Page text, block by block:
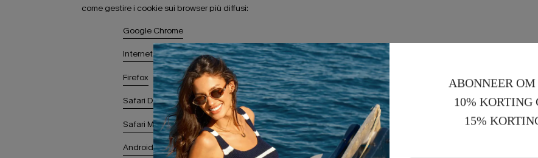
come gestire i cookie sui browser più diffusi:
Google Chrome
Internet Explorer
Firefox
Safari Desktop
Safari Mobile
Android Browser
ABONNEER
10% KORTING
15%